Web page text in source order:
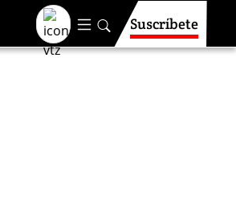
Suscríbete